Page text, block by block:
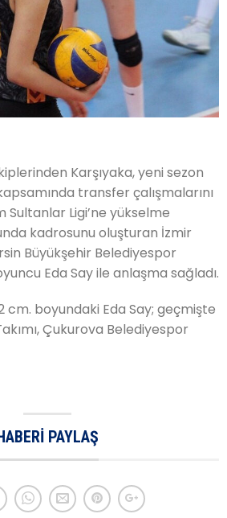
Karşıyaka, yeni sezon
transfer çalışmalarını
Sultanlar Ligi’ne yükselme
kadrosunu oluşturan İzmir
Büyükşehir Belediyespor
Eda Say ile anlaşma sağladı.
cm. boyundaki Eda Say; geçmişte
Çukurova Belediyespor
PAYLAŞ